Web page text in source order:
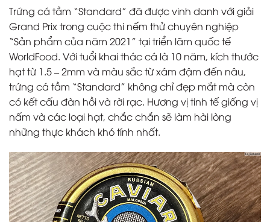
Trứng cá tầm “Standard” đã được vinh danh với giải
Grand Prix trong cuộc thi nếm thử chuyên nghiệp
“Sản phẩm của năm 2021” tại triển lãm quốc tế
WorldFood. Với tuổi khai thác cá là 10 năm, kích thước
hạt từ 1.5 – 2mm và màu sắc từ xám đậm đến nâu,
trứng cá tầm “Standard” không chỉ đẹp mắt mà còn
có kết cấu đàn hồi và rời rạc. Hương vị tinh tế giống vị
nấm và các loại hạt, chắc chắn sẽ làm hài lòng
những thực khách khó tính nhất.